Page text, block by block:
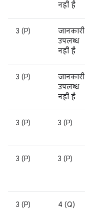
नहीं है
3 (P)
जानकारी
उपलब्ध
नहीं है
3 (P)
जानकारी
उपलब्ध
नहीं है
3 (P) 3 (P)
3 (P) 3 (P)
3 (P) 4 (Q)